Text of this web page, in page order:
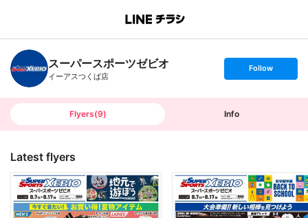
B
n
c
h
T
スーパースポーツゼビオ
イーアスつくば店
s
t
o
Follow
Flyers(9) Info
Latest flyers